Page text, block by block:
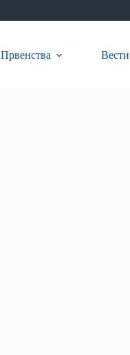
Првенства Вести